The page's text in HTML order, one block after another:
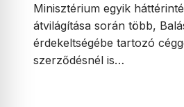
Minisztérium egyik
átvilágítása során több,
érdekeltségébe tartozó
szerződésnél is…